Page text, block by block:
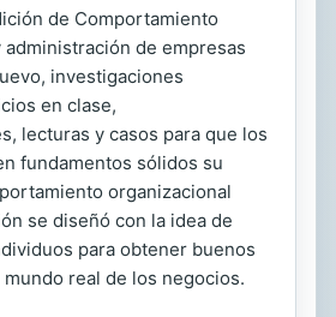
de Comportamiento
de empresas
investigaciones
en clase,
lecturas y casos para que los
fundamentos sólidos su
organizacional
se diseñó con la idea de
para obtener buenos
real de los negocios.